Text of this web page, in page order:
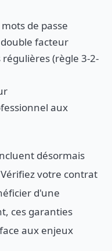
de passe
facteur
(règle 3-2-
aux
désormais
votre contrat
d'une
ces garanties
aux enjeux